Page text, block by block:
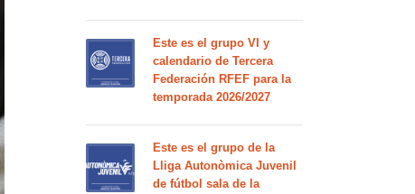
Este es el grupo VI y
calendario de Tercera
Federación RFEF para la
temporada 2026/2027
Este es el grupo de la
Lliga Autonòmica Juvenil
de fútbol sala de la